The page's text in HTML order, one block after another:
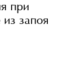
при
запоя